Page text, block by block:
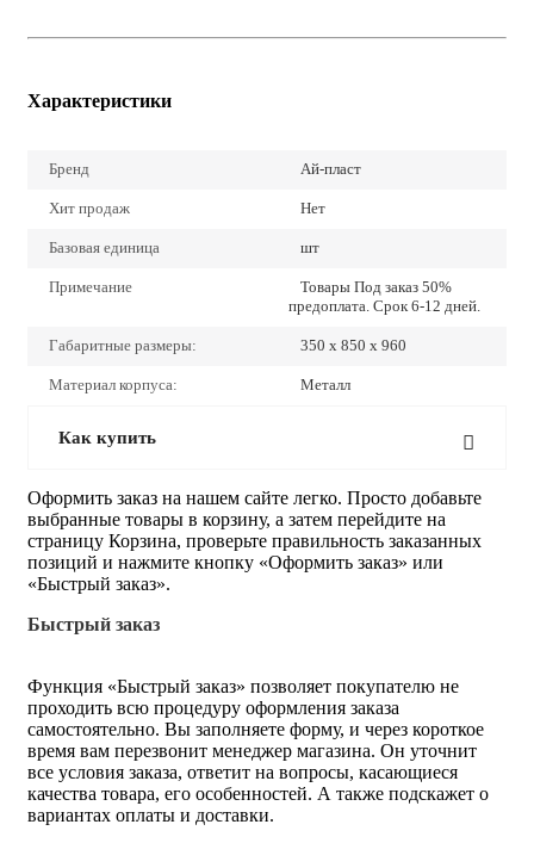
Характеристики
Бренд Ай-пласт
Хит продаж Нет
Базовая единица шт
Примечание
Товары Под заказ 50%
предоплата. Срок 6-12 дней.
Габаритные размеры: 350 х 850 х 960
Материал корпуса: Металл
Как купить
Оформить заказ на нашем сайте легко. Просто добавьте
выбранные товары в корзину, а затем перейдите на
страницу Корзина, проверьте правильность заказанных
позиций и нажмите кнопку «Оформить заказ» или
«Быстрый заказ».
Быстрый заказ
Функция «Быстрый заказ» позволяет покупателю не
проходить всю процедуру оформления заказа
самостоятельно. Вы заполняете форму, и через короткое
время вам перезвонит менеджер магазина. Он уточнит
все условия заказа, ответит на вопросы, касающиеся
качества товара, его особенностей. А также подскажет о
вариантах оплаты и доставки.